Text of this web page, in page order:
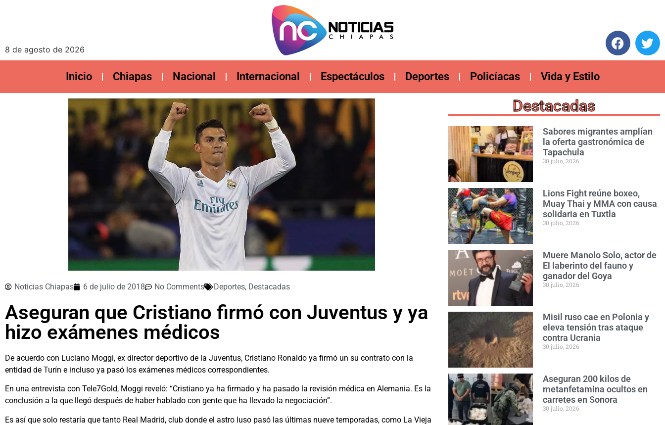
8 de agosto de 2026
Inicio Chiapas Nacional Internacional Espectáculos Deportes Policíacas Vida y Estilo
Noticias Chiapas 6 de julio de 2018 No Comments Deportes, Destacadas
Aseguran que Cristiano firmó con Juventus y ya
hizo exámenes médicos
De acuerdo con Luciano Moggi, ex director deportivo de la Juventus, Cristiano Ronaldo ya firmó un su contrato con la
entidad de Turín e incluso ya pasó los exámenes médicos correspondientes.
En una entrevista con Tele7Gold, Moggi reveló: “Cristiano ya ha firmado y ha pasado la revisión médica en Alemania. Es la
conclusión a la que llegó después de haber hablado con gente que ha llevado la negociación”.
Es así que solo restaría que tanto Real Madrid, club donde el astro luso pasó las últimas nueve temporadas, como La Vieja
Destacadas
Sabores migrantes amplían
la oferta gastronómica de
Tapachula
30 julio, 2026
Lions Fight reúne boxeo,
Muay Thai y MMA con causa
solidaria en Tuxtla
30 julio, 2026
Muere Manolo Solo, actor de
El laberinto del fauno y
ganador del Goya
30 julio, 2026
Misil ruso cae en Polonia y
eleva tensión tras ataque
contra Ucrania
30 julio, 2026
Aseguran 200 kilos de
metanfetamina ocultos en
carretes en Sonora
30 julio, 2026